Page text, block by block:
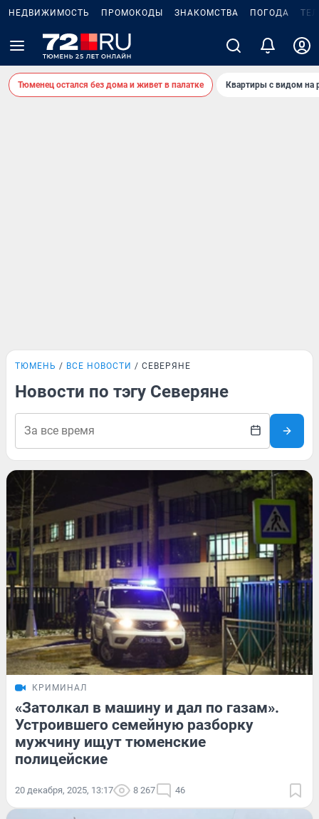
НЕДВИЖИМОСТЬ ПРОМОКОДЫ ЗНАКОМСТВА ПОГОДА
Тюменец остался без дома и живет в палатке Квартиры с видом на
ТЮМЕНЬ ВСЕ НОВОСТИ СЕВЕРЯНЕ
Новости по тэгу Северяне
КРИМИНАЛ
«Затолкал в машину и дал по газам».
Устроившего семейную разборку
мужчину ищут тюменские
полицейские
20 декабря, 2025, 13:17 8 267 46